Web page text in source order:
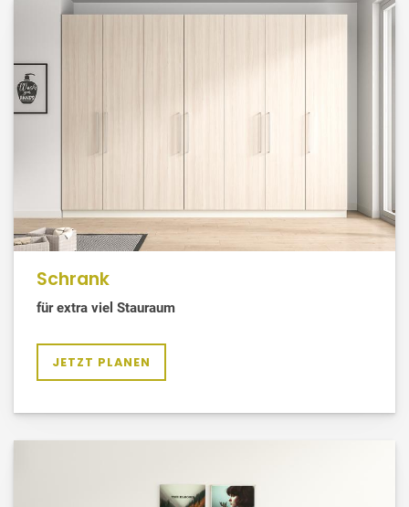
Schrank
für extra viel Stauraum
JETZT PLANEN